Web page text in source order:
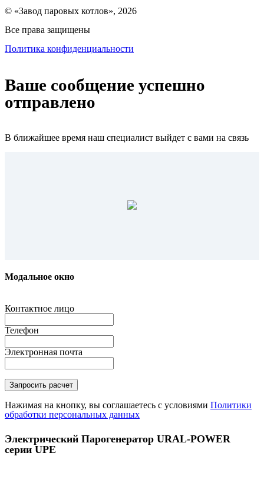
© «Завод паровых котлов», 2026
Все права защищены
Политика конфиденциальности
Ваше сообщение успешно
отправлено
В ближайшее время наш специалист выйдет с вами на связь
Модальное окно
Контактное лицо
Телефон
Электронная почта
Нажимая на кнопку, вы соглашаетесь с условиями Политики
обработки персональных данных
Электрический Парогенератор URAL-POWER
серии UPE